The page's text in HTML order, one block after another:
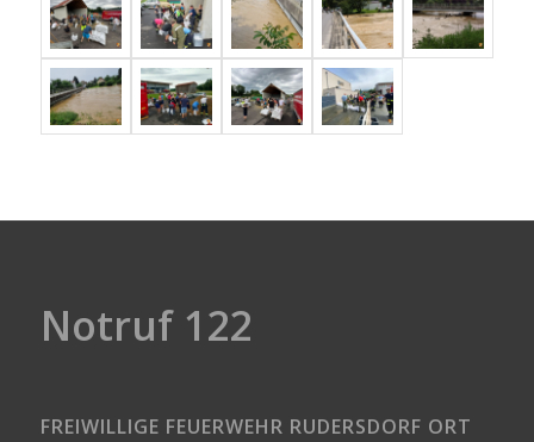
Notruf 122
FREIWILLIGE FEUERWEHR RUDERSDORF ORT